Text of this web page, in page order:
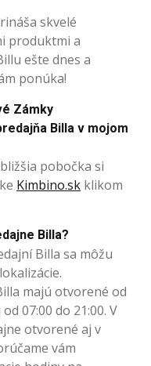
skvelé
produktmi a
ešte dnes a
ponúka!
Zámky
Billa v mojom
pobočka si
Kimbino.sk klikom
Billa?
Billa sa môžu
majú otvorené od
07:00 do 21:00. V
otvorené aj v
vám